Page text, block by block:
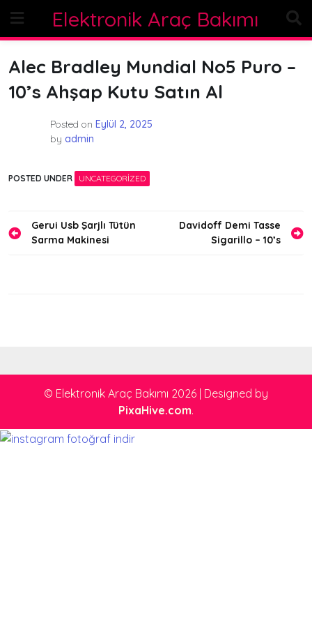
content
Elektronik Araç Bakımı
Alec Bradley Mundial No5 Puro –
10’s Ahşap Kutu Satın Al
Posted on Eylül 2, 2025
by admin
POSTED UNDER UNCATEGORIZED
Yazı
gezinmesi
Gerui Usb Şarjlı Tütün
Sarma Makinesi
Davidoff Demi Tasse
Sigarillo – 10’s
© Elektronik Araç Bakımı 2026 Designed by
PixaHive.com.